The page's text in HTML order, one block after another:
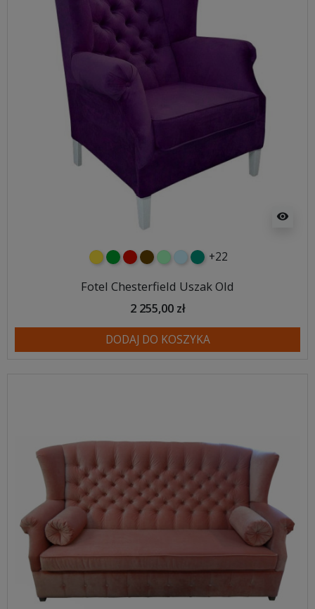
visibility
żółtyzielonyczerwony
czekoladowy
miętowybłękitny
turkusowy
+22
Fotel Chesterfield Uszak Old
2 255,00 zł
DODAJ DO KOSZYKA